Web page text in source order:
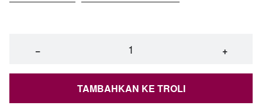
− +
TAMBAHKAN KE TROLI